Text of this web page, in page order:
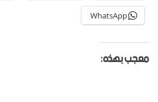
WhatsApp
معجب بهذه: